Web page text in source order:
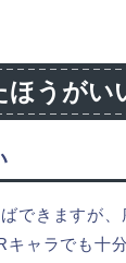
ほうがい
できますが
キャラでも十